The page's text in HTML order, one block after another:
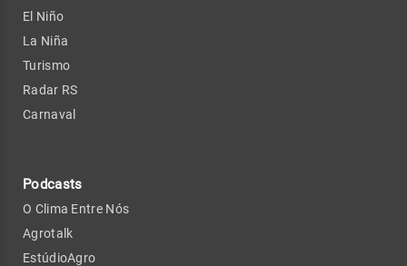
El Niño
La Niña
Turismo
Radar RS
Carnaval
Podcasts
O Clima Entre Nós
Agrotalk
EstúdioAgro